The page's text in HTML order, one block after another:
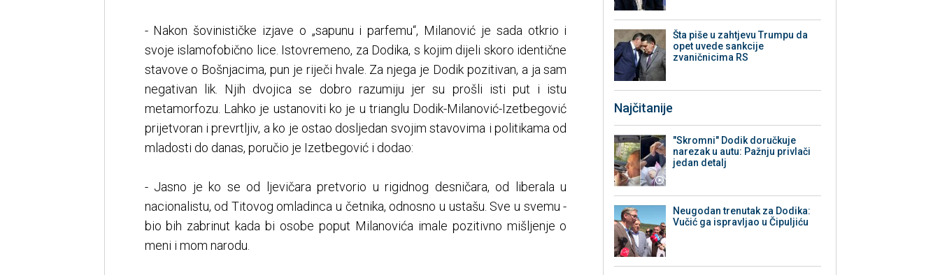
- Nakon šovinističke izjave o „sapunu i parfemu“, Milanović je sada otkrio i
svoje islamofobično lice. Istovremeno, za Dodika, s kojim dijeli skoro identične
stavove o Bošnjacima, pun je riječi hvale. Za njega je Dodik pozitivan, a ja sam
negativan lik. Njih dvojica se dobro razumiju jer su prošli isti put i istu
metamorfozu. Lahko je ustanoviti ko je u trianglu Dodik-Milanović-Izetbegović
prijetvoran i prevrtljiv, a ko je ostao dosljedan svojim stavovima i politikama od
mladosti do danas, poručio je Izetbegović i dodao:
- Jasno je ko se od ljevičara pretvorio u rigidnog desničara, od liberala u
nacionalistu, od Titovog omladinca u četnika, odnosno u ustašu. Sve u svemu -
bio bih zabrinut kada bi osobe poput Milanovića imale pozitivno mišljenje o
meni i mom narodu.
Šta piše u zahtjevu Trumpu da
opet uvede sankcije
zvaničnicima RS
Najčitanije
"Skromni" Dodik doručkuje
narezak u autu: Pažnju privlači
jedan detalj
Neugodan trenutak za Dodika:
Vučić ga ispravljao u Čipuljiću